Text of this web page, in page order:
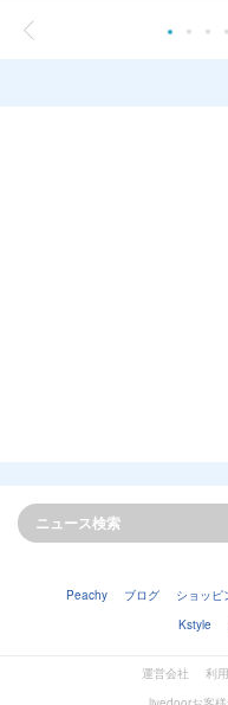
Peachy ブログ ショッピ
Kstyle
運営会社 利